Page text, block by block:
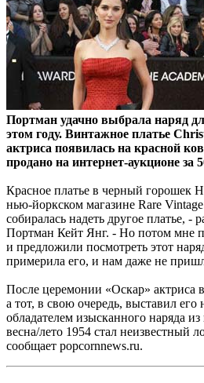
Портман удачно выбрала наряд
этом году. Винтажное платье
актриса появилась на красной
продано на интернет-аукционе за
Красное платье в черный горошек
нью-йоркском магазине Rare
собиралась надеть другое платье, -
Портман Кейт Янг. - Но потом мне
и предложили посмотреть этот
примерила его, и нам даже не
После церемонии «Оскар» актриса
а тот, в свою очередь, выставил
обладателем изысканного наряда
весна/лето 1954 стал неизвестный
сообщает popcornnews.ru.